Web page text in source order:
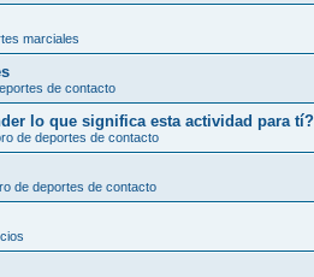
marciales
de contacto
lo que significa esta actividad para tí?
de deportes de contacto
de deportes de contacto